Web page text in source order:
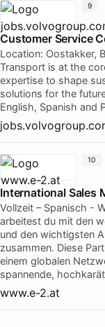
Customer Service
Location: Oostakker,
Transport is at the
expertise to shape
solutions for the
English, Spanish and
9
International Sales
Vollzeit – Spanisch -
arbeitest du mit den
und den wichtigsten
zusammen. Diese
einem globalen
spannende,
www.e-2.at
10